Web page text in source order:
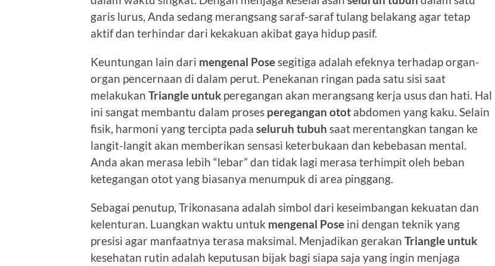
garis lurus, Anda sedang merangsang saraf-saraf tulang belakang agar tetap
aktif dan terhindar dari kekakuan akibat gaya hidup pasif.
Keuntungan lain dari mengenal Pose segitiga adalah efeknya terhadap organ-
organ pencernaan di dalam perut. Penekanan ringan pada satu sisi saat
melakukan Triangle untuk peregangan akan merangsang kerja usus dan hati. Hal
ini sangat membantu dalam proses peregangan otot abdomen yang kaku. Selain
fisik, harmoni yang tercipta pada seluruh tubuh saat merentangkan tangan ke
langit-langit akan memberikan sensasi keterbukaan dan kebebasan mental.
Anda akan merasa lebih “lebar” dan tidak lagi merasa terhimpit oleh beban
ketegangan otot yang biasanya menumpuk di area pinggang.
Sebagai penutup, Trikonasana adalah simbol dari keseimbangan kekuatan dan
kelenturan. Luangkan waktu untuk mengenal Pose ini dengan teknik yang
presisi agar manfaatnya terasa maksimal. Menjadikan gerakan Triangle untuk
kesehatan rutin adalah keputusan bijak bagi siapa saja yang ingin menjaga